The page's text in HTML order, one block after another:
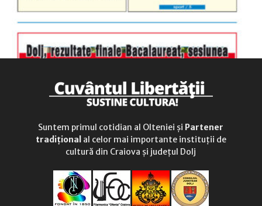
Suntem primul cotidian al Olteniei și Partener
tradițional al celor mai importante instituții de
cultură din Craiova și județul Dolj